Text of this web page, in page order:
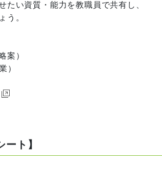
い資質・能力を教職員で共有し、
う。
案）
）
ト】